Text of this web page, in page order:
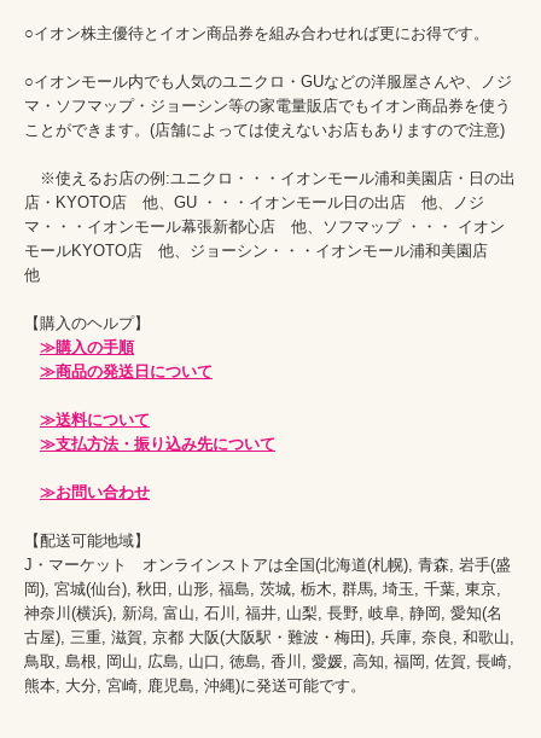
○イオン株主優待とイオン商品券を組み合わせれば更にお得です。
○イオンモール内でも人気のユニクロ・GUなどの洋服屋さんや、ノジ
マ・ソフマップ・ジョーシン等の家電量販店でもイオン商品券を使う
ことができます。(店舗によっては使えないお店もありますので注意)
※使えるお店の例:ユニクロ・・・イオンモール浦和美園店・日の出
店・KYOTO店　他、GU ・・・イオンモール日の出店　他、ノジ
マ・・・イオンモール幕張新都心店　他、ソフマップ ・・・ イオン
モールKYOTO店　他、ジョーシン・・・イオンモール浦和美園店
他
【購入のヘルプ】
≫購入の手順
≫商品の発送日について
≫送料について
≫支払方法・振り込み先について
≫お問い合わせ
【配送可能地域】
J・マーケット　オンラインストアは全国(北海道(札幌), 青森, 岩手(盛
岡), 宮城(仙台), 秋田, 山形, 福島, 茨城, 栃木, 群馬, 埼玉, 千葉, 東京,
神奈川(横浜), 新潟, 富山, 石川, 福井, 山梨, 長野, 岐阜, 静岡, 愛知(名
古屋), 三重, 滋賀, 京都 大阪(大阪駅・難波・梅田), 兵庫, 奈良, 和歌山,
鳥取, 島根, 岡山, 広島, 山口, 徳島, 香川, 愛媛, 高知, 福岡, 佐賀, 長崎,
熊本, 大分, 宮崎, 鹿児島, 沖縄)に発送可能です。